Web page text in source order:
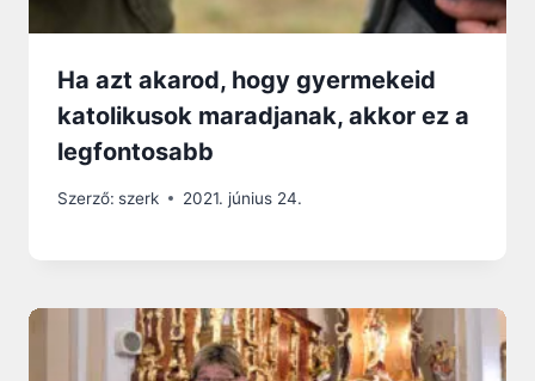
Ha azt akarod, hogy gyermekeid
katolikusok maradjanak, akkor ez a
legfontosabb
Szerző: szerk 2021. június 24.